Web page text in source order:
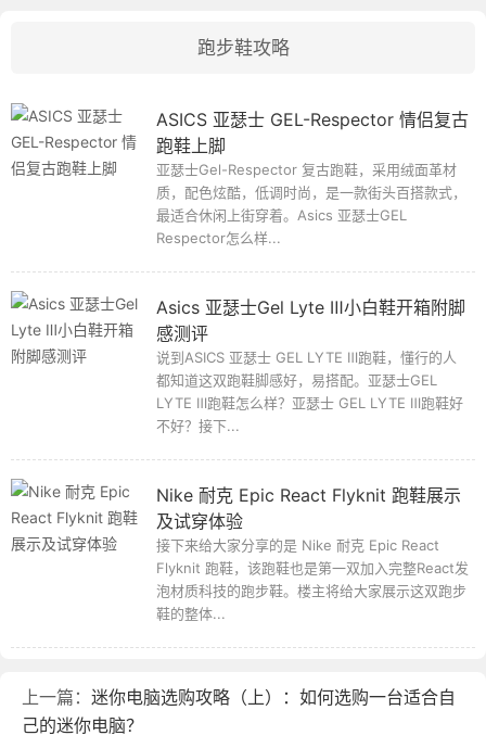
跑步鞋攻略
ASICS 亚瑟士 GEL-Respector 情侣复古
跑鞋上脚
亚瑟士Gel-Respector 复古跑鞋，采用绒面革材
质，配色炫酷，低调时尚，是一款街头百搭款式，
最适合休闲上街穿着。Asics 亚瑟士GEL
Respector怎么样...
Asics 亚瑟士Gel Lyte Ⅲ小白鞋开箱附脚
感测评
说到ASICS 亚瑟士 GEL LYTE Ⅲ跑鞋，懂行的人
都知道这双跑鞋脚感好，易搭配。亚瑟士GEL
LYTE Ⅲ跑鞋怎么样？亚瑟士 GEL LYTE Ⅲ跑鞋好
不好？接下...
Nike 耐克 Epic React Flyknit 跑鞋展示
及试穿体验
接下来给大家分享的是 Nike 耐克 Epic React
Flyknit 跑鞋，该跑鞋也是第一双加入完整React发
泡材质科技的跑步鞋。楼主将给大家展示这双跑步
鞋的整体...
上一篇： 迷你电脑选购攻略（上）：如何选购一台适合自
己的迷你电脑？